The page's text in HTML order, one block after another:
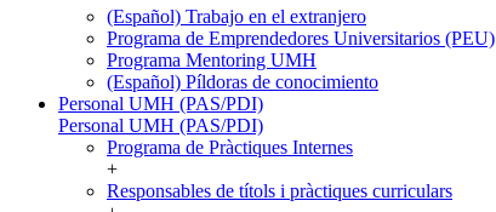
(Español) Trabajo en el extranjero
Programa de Emprendedores Universitarios (PEU)
Programa Mentoring UMH
(Español) Píldoras de conocimiento
Personal UMH (PAS/PDI)
Personal UMH (PAS/PDI)
Programa de Pràctiques Internes
+
Responsables de títols i pràctiques curriculars